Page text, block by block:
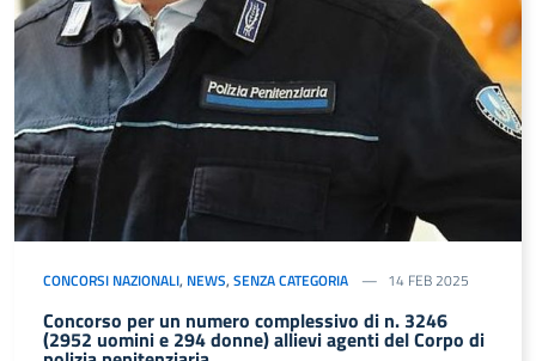
CONCORSI NAZIONALI, NEWS, SENZA CATEGORIA 14 FEB 2025
Concorso per un numero complessivo di n. 3246
(2952 uomini e 294 donne) allievi agenti del Corpo di